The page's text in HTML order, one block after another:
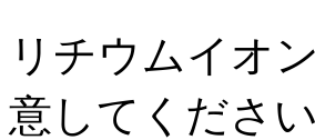
リチウムイオ
意してくださ